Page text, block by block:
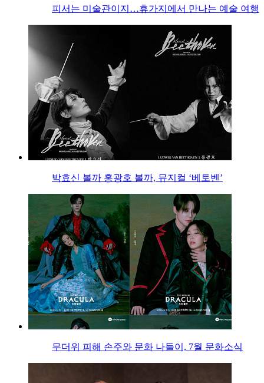
피서는 미술관이지…휴가지에서 만나는 예술 여행
박효신 볼까 홍광호 볼까, 뮤지컬 ‘베토벤’
무더위 피해 손주와 문화 나들이, 7월 문화소식